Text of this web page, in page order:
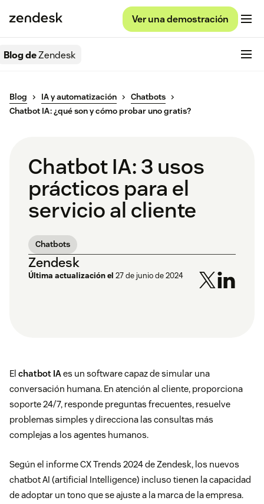
Ver una demostración
Blog deZendesk
Blog IA y automatización
Chatbots
Chatbot IA: ¿qué son y cómo probar uno gratis?
Chatbot IA: 3 usos
prácticos para el
servicio al cliente
Chatbots
Zendesk
Última actualización el 27 de junio de 2024
El chatbot IAes un software capaz de simular una
conversación humana. En atención al cliente, proporciona
soporte 24/7, responde preguntas frecuentes, resuelve
problemas simples y direcciona las consultas más
complejas a los agentes humanos.
Según el informeCX Trends 2024de Zendesk, los nuevos
chatbot AI (artificial Intelligence) incluso tienen la capacidad
de adoptar un tono que se ajuste a la marca de la empresa.